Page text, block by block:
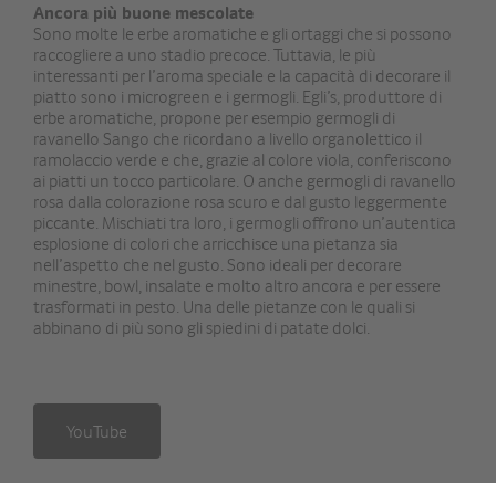
Ancora più buone mescolate
Sono molte le erbe aromatiche e gli ortaggi che si possono
raccogliere a uno stadio precoce. Tuttavia, le più
interessanti per l’aroma speciale e la capacità di decorare il
piatto sono i microgreen e i germogli. Egli’s, produttore di
erbe aromatiche, propone per esempio germogli di
ravanello Sango che ricordano a livello organolettico il
ramolaccio verde e che, grazie al colore viola, conferiscono
ai piatti un tocco particolare. O anche germogli di ravanello
rosa dalla colorazione rosa scuro e dal gusto leggermente
piccante. Mischiati tra loro, i germogli offrono un’autentica
esplosione di colori che arricchisce una pietanza sia
nell’aspetto che nel gusto. Sono ideali per decorare
minestre, bowl, insalate e molto altro ancora e per essere
trasformati in pesto. Una delle pietanze con le quali si
abbinano di più sono gli spiedini di patate dolci.
YouTube